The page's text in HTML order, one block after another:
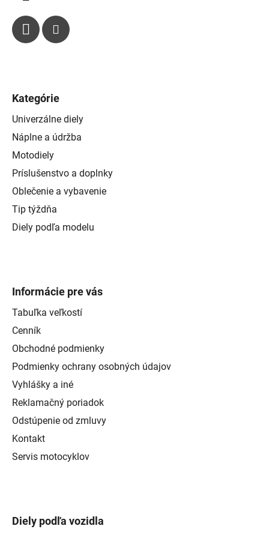
Kategórie
Univerzálne diely
Náplne a údržba
Motodiely
Príslušenstvo a doplnky
Oblečenie a vybavenie
Tip týždňa
Diely podľa modelu
Informácie pre vás
Tabuľka veľkostí
Cenník
Obchodné podmienky
Podmienky ochrany osobných údajov
Vyhlášky a iné
Reklamačný poriadok
Odstúpenie od zmluvy
Kontakt
Servis motocyklov
Diely podľa vozidla